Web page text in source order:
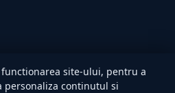
site-ului, pentru a
continutul si